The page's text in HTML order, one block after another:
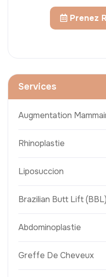
Prenez
Services
Augmentation
Rhinoplastie
Liposuccion
Brazilian Butt Lift (BBL)
Abdominoplastie
Greffe De Cheveux